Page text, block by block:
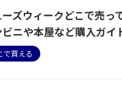
ズウィークどこで売っ
ビニや本屋など購入ガイ
で買える